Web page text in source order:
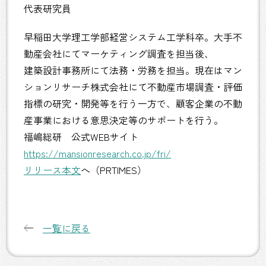
代表研究員
早稲田大学理工学部経営システム工学科卒。大手不
動産会社にてマーケティング調査を担当後、
建築設計事務所にて法務・労務を担当。現在はマン
ションリサーチ株式会社にて不動産市場調査・評価
指標の研究・開発等を行う一方で、顧客企業の不動
産事業における意思決定等のサポートを行う。
福嶋総研 公式WEBサイト
https://mansionresearch.co.jp/fri/
リリース本文へ（PRTIMES）
一覧に戻る